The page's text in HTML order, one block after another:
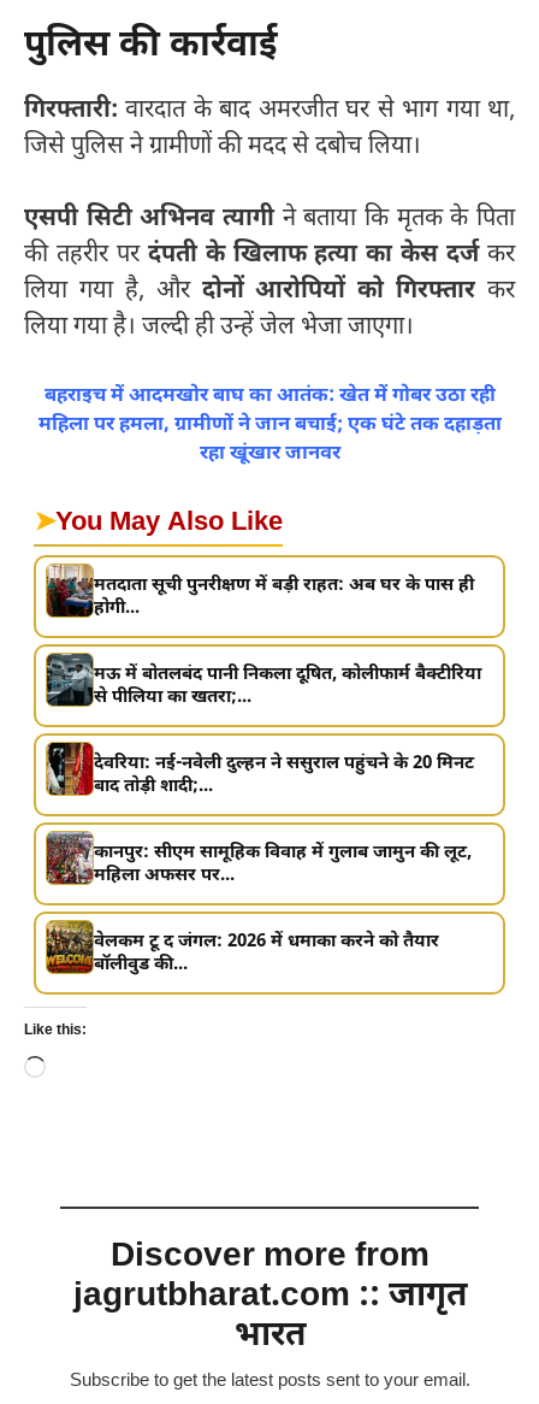
पुलिस की कार्रवाई
गिरफ्तारी: वारदात के बाद अमरजीत घर से भाग गया था,
जिसे पुलिस ने ग्रामीणों की मदद से दबोच लिया।
एसपी सिटी अभिनव त्यागीने बताया कि मृतक के पिता
की तहरीर पर दंपती के खिलाफ हत्या का केस दर्जकर
लिया गया है, और दोनों आरोपियों को गिरफ्तार कर
लिया गया है। जल्दी ही उन्हें जेल भेजा जाएगा।
बहराइच में आदमखोर बाघ का आतंक: खेत में गोबर उठा रही
महिला पर हमला, ग्रामीणों ने जान बचाई; एक घंटे तक दहाड़ता
रहा खूंखार जानवर
➤You May Also Like
मतदाता सूची पुनरीक्षण में बड़ी राहत: अब घर के पास ही
होगी...
मऊ में बोतलबंद पानी निकला दूषित, कोलीफार्म बैक्टीरिया
से पीलिया का खतरा;...
देवरिया: नई-नवेली दुल्हन ने ससुराल पहुंचने के 20 मिनट
बाद तोड़ी शादी;...
कानपुर: सीएम सामूहिक विवाह में गुलाब जामुन की लूट,
महिला अफसर पर...
वेलकम टू द जंगल: 2026 में धमाका करने को तैयार
बॉलीवुड की...
Like this:
Loading…
Discover more from
jagrutbharat.com :: जागृत
भारत
Subscribe to get the latest posts sent to your email.